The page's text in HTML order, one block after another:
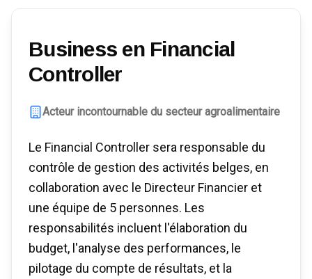
Business en Financial
Controller
Acteur incontournable du secteur agroalimentaire
Le Financial Controller sera responsable du
contrôle de gestion des activités belges, en
collaboration avec le Directeur Financier et
une équipe de 5 personnes. Les
responsabilités incluent l'élaboration du
budget, l'analyse des performances, le
pilotage du compte de résultats, et la